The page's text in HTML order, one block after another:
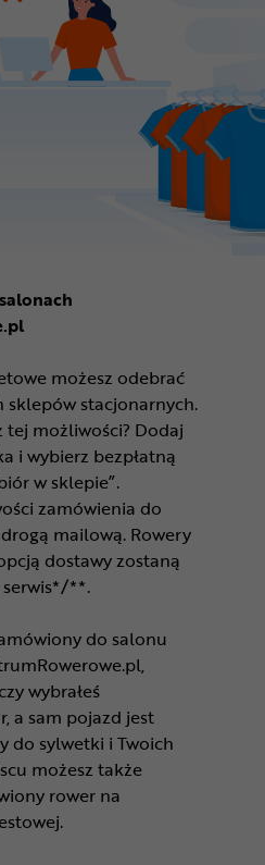
możesz odebrać
sklepów stacjonarnych.
tej możliwości? Dodaj
i wybierz bezpłatną
w sklepie”.
zamówienia do
mailową. Rowery
dostawy zostaną
serwis*/**.
do salonu
wybrałeś
a sam pojazd jest
do sylwetki i Twoich
możesz także
rower na